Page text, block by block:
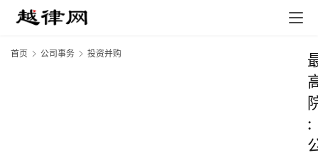
首页 公司事务 投资并购
: